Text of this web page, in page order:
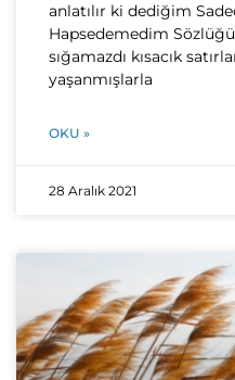
anlatılır ki dediğim
Hapsedemedim
sığamazdı kısacık
yaşanmışlarla
OKU »
28 Aralık 2021